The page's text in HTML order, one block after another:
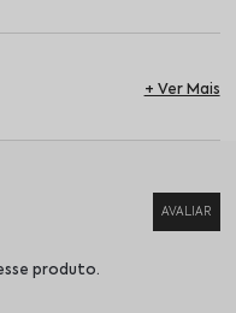
produto.